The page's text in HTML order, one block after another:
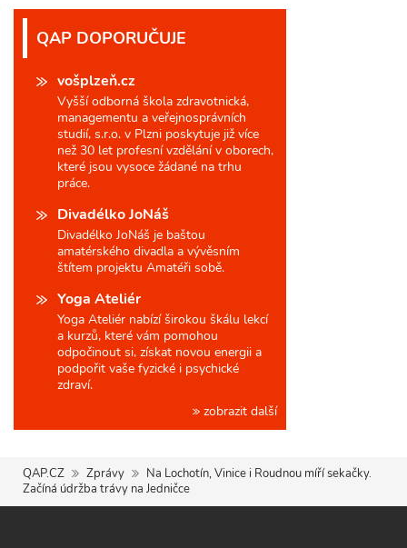
QAP DOPORUČUJE
vošplzeň.cz
Vyšší odborná škola zdravotnická,
managementu a veřejnosprávních
studií, s.r.o. v Plzni poskytuje již více
než 30 let profesní vzdělání v oborech,
které jsou vysoce žádané na trhu
práce.
Divadélko JoNáš
Divadélko JoNáš je baštou
amatérského divadla a vývěsním
štítem projektu Amatéři sobě.
Yoga Ateliér
Yoga Ateliér nabízí širokou škálu lekcí
a kurzů, které vám pomohou
odpočinout si, získat novou energii a
podpořit vaše fyzické i psychické
zdraví.
zobrazit další
QAP.CZ Zprávy
Na Lochotín, Vinice i Roudnou míří sekačky.
Začíná údržba trávy na Jedničce